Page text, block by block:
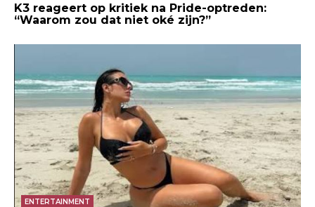
K3 reageert op kritiek na Pride-optreden:
“Waarom zou dat niet oké zijn?”
ENTERTAINMENT